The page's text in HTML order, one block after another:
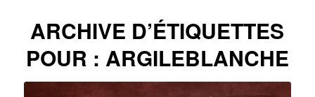
ARCHIVE D’ÉTIQUETTES
POUR : ARGILEBLANCHE